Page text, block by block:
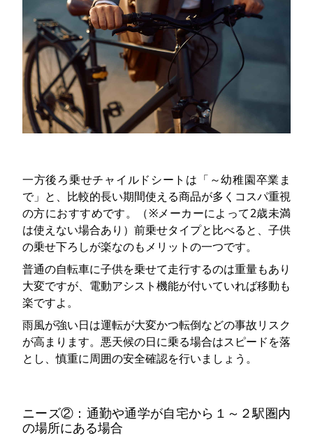
一方後ろ乗せチャイルドシートは「～幼稚園卒業ま
で」と、比較的長い期間使える商品が多くコスパ重視
の方におすすめです。（※メーカーによって2歳未満
は使えない場合あり）前乗せタイプと比べると、子供
の乗せ下ろしが楽なのもメリットの一つです。
普通の自転車に子供を乗せて走行するのは重量もあり
大変ですが、電動アシスト機能が付いていれば移動も
楽ですよ。
雨風が強い日は運転が大変かつ転倒などの事故リスク
が高まります。悪天候の日に乗る場合はスピードを落
とし、慎重に周囲の安全確認を行いましょう。
ニーズ②：通勤や通学が自宅から１～２駅圏内
の場所にある場合